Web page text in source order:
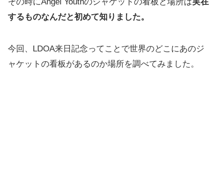
するものなんだと初めて知りました。
今回、LDOA来日記念ってことで世界のどこにあのジ
ャケットの看板があるのか場所を調べてみました。